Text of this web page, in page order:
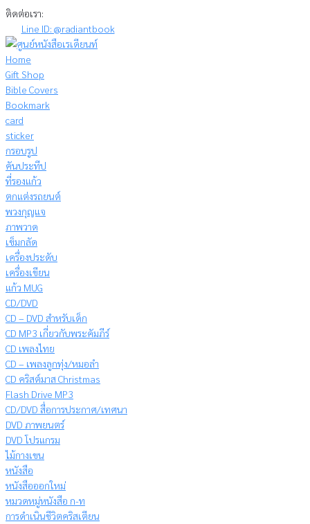
Skip
content
ติดต่อเรา:
Line ID: @radiantbook
Home
Gift Shop
Bible Covers
Bookmark
card
sticker
กรอบรูป
คันประทีป
ที่รองแก้ว
ตกแต่งรถยนต์
พวงกุญแจ
ภาพวาด
เข็มกลัด
เครื่องประดับ
เครื่องเขียน
แก้ว MUG
CD/DVD
CD – DVD สำหรับเด็ก
CD MP3 เกี่ยวกับพระคัมภีร์
CD เพลงไทย
CD – เพลงลูกทุ่ง/หมอลำ
CD คริสต์มาส Christmas
Flash Drive MP3
CD/DVD สื่อการประกาศ/เทศนา
DVD ภาพยนตร์
DVD โปรแกรม
ไม้กางเขน
หนังสือ
หนังสือออกใหม่
หมวดหมู่หนังสือ ก-ท
การดำเนินชีวิตคริสเตียน